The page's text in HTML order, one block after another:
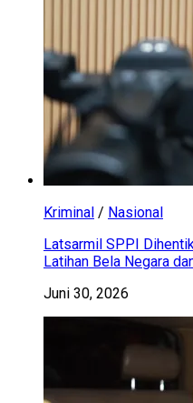
Kriminal / Nasional
Latsarmil SPPI
Latihan Bela Negara
Juni 30, 2026